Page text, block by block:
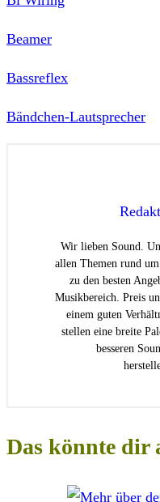
Beamer
Bassreflex
Bändchen-Lautsprecher
Wir lieben Sound.
allen Themen rund
zu den besten
Musikbereich. Preis
einem guten
stellen eine breite
besseren
Das könnte dir